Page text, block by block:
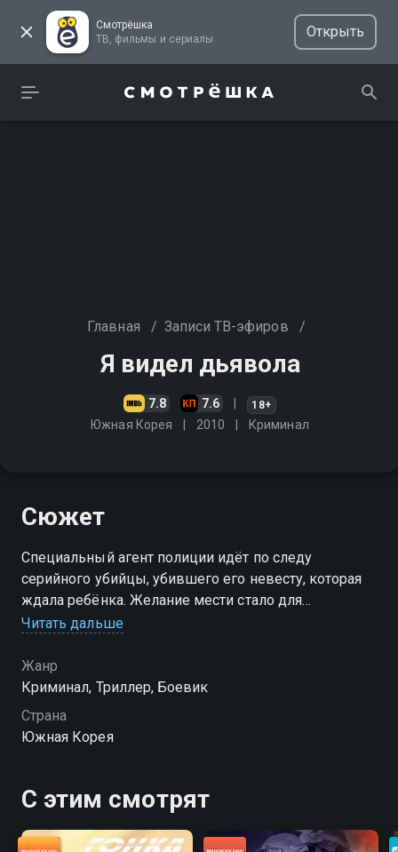
Смотрёшка
ТВ, фильмы и сериалы
Открыть
Главная / Записи ТВ-эфиров /
Я видел дьявола
7.8 7.6 18+
Южная Корея 2010 Криминал
Сюжет
Специальный агент полиции идёт по следу
серийного убийцы, убившего его невесту, которая
ждала ребёнка. Желание мести стало для
несчастного целью его жизни
Читать дальше
Жанр
Криминал, Триллер, Боевик
Страна
Южная Корея
С этим смотрят